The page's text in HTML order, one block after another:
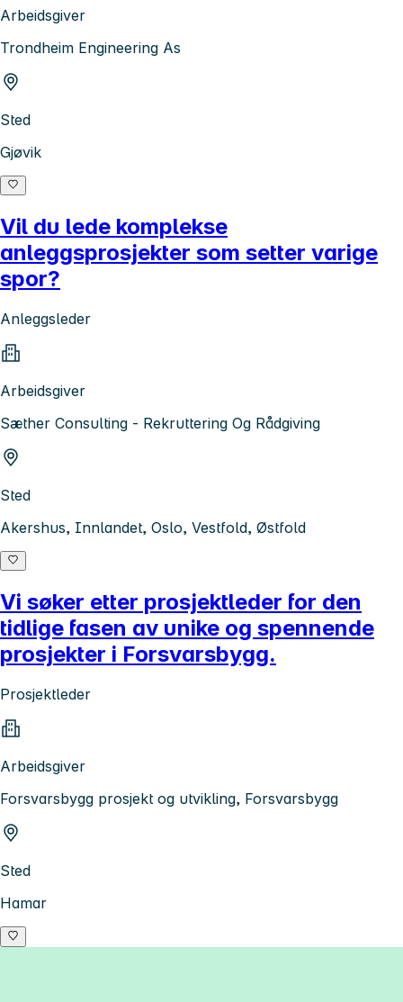
Arbeidsgiver
Trondheim Engineering As
Sted
Gjøvik
Vil du lede komplekse
anleggsprosjekter som setter varige
spor?
Anleggsleder
Arbeidsgiver
Sæther Consulting - Rekruttering Og Rådgiving
Sted
Akershus, Innlandet, Oslo, Vestfold, Østfold
Vi søker etter prosjektleder for den
tidlige fasen av unike og spennende
prosjekter i Forsvarsbygg.
Prosjektleder
Arbeidsgiver
Forsvarsbygg prosjekt og utvikling, Forsvarsbygg
Sted
Hamar